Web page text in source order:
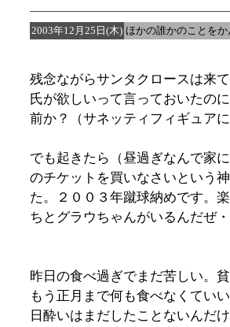
2003年12月25日(木) ほかの誰かのことをか
残念ながらサンタクロースは来
氏が欲しいって言っておいたの
前か？（サネッティフィギュアに
でも起きたら（昼過ぎなんで家
のチケットを買いなさいという
た。２００３年蹴球納めです。
ちとグラウちゃんがいるんだぜ
昨日の食べ過ぎでまだ苦しい。
もう正月まで何も食べなくてい
日酔いはまだしたことないんだ